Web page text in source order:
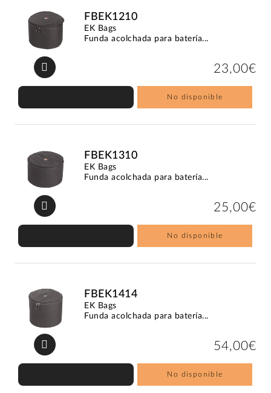
FBEK1210
EK Bags
Funda acolchada para batería...
23,00€
No disponible
FBEK1310
EK Bags
Funda acolchada para batería...
25,00€
No disponible
FBEK1414
EK Bags
Funda acolchada para batería...
54,00€
No disponible